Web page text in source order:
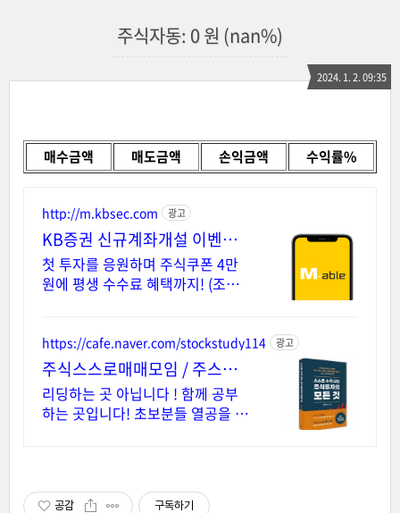
주식자동: 0 원 (nan%)
2024. 1. 2. 09:35
매수금액 매도금액 손익금액 수익률%
http://m.kbsec.com 광고
KB증권 신규계좌개설 이벤트
국내주식쿠폰 최대 5만원
첫 투자를 응원하며 주식쿠폰 4만
원에 평생 수수료 혜택까지! (조건
https://cafe.naver.com/stockstudy114 광고
주식스스로매매모임 / 주스모
스스로 공부법을 배웁니다 !
리딩하는 곳 아닙니다 ! 함께 공부
하는 곳입니다! 초보분들 열공을 응
공감 구독하기